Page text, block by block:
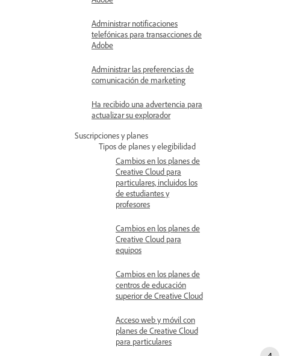
Administrar notificaciones
telefónicas para transacciones de
Adobe
Administrar las preferencias de
comunicación de marketing
Ha recibido una advertencia para
actualizar su explorador
Suscripciones y planes
Tipos de planes y elegibilidad
Cambios en los planes de
Creative Cloud para
particulares, incluidos los
de estudiantes y
profesores
Cambios en los planes de
Creative Cloud para
equipos
Cambios en los planes de
centros de educación
superior de Creative Cloud
Acceso web y móvil con
planes de Creative Cloud
para particulares